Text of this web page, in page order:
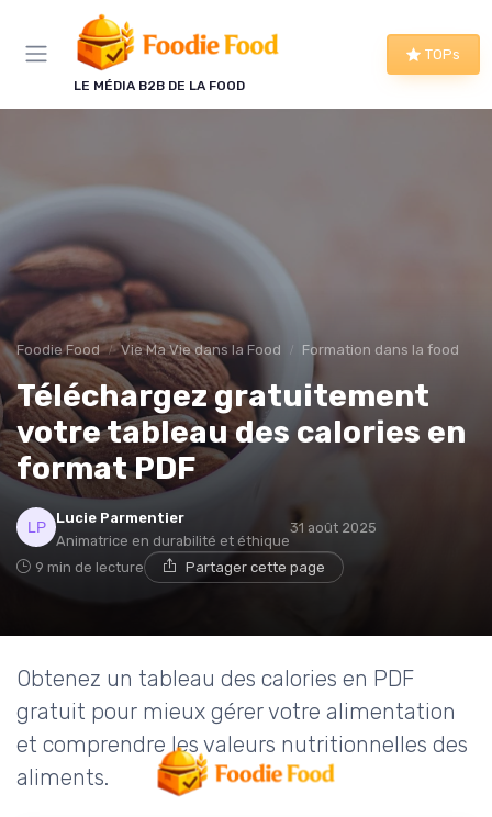
LE MÉDIA B2B DE LA FOOD
TOPs
Foodie Food Vie Ma Vie dans la Food Formation dans la food
Téléchargez gratuitement
votre tableau des calories en
format PDF
Lucie Parmentier
Animatrice en durabilité et éthique
31 août 2025
9 min de lecture Partager cette page
Obtenez un tableau des calories en PDF
gratuit pour mieux gérer votre alimentation
et comprendre les valeurs nutritionnelles des
aliments.
Panneau de gestion des cookies